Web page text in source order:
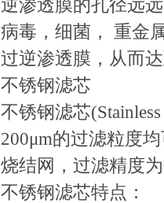
逆渗透膜的孔径远
病毒，细菌， 重金
过逆渗透膜，从而
不锈钢滤芯
不锈钢滤芯
200μm的过滤粒度
烧结网，过滤精度
不锈钢滤芯特点：